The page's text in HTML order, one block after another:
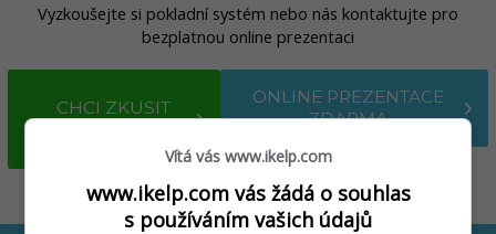
Vyzkoušejte si pokladní systém nebo nás kontaktujte pro
bezplatnou online prezentaci
CHCI ZKUSIT
ONLINE PREZENTACE
ZDARMA
Vítá vás www.ikelp.com
www.ikelp.com vás žádá o souhlas
s používáním vašich údajů